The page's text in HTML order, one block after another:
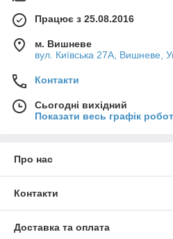
Працює з 25.08.2016
м. Вишневе
вул. Київська 27А, Вишневе,
Контакти
Сьогодні вихідний
Показати весь графік
Про нас
Контакти
Доставка та оплата